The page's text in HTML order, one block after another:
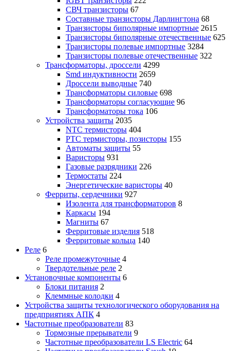
СВЧ транзисторы 67
Составные транзисторы Дарлингтона 68
Транзисторы биполярные импортные 2615
Транзисторы биполярные отечественные 625
Транзисторы полевые импортные 3284
Транзисторы полевые отечественные 322
Трансформаторы, дроссели 4299
Smd индуктивности 2659
Дроссели выводные 740
Трансформаторы силовые 698
Трансформаторы согласующие 96
Трансформаторы тока 106
Устройства защиты 2035
NTC термисторы 404
PTC термисторы, позисторы 155
Автоматы защиты 55
Варисторы 931
Газовые разрядники 226
Термостаты 224
Энергетические варисторы 40
Ферриты, сердечники 927
Изолента для трансформаторов 8
Каркасы 194
Магниты 67
Ферритовые изделия 518
Ферритовые кольца 140
Реле 6
Реле промежуточные 4
Твердотельные реле 2
Установочные компоненты 6
Блоки питания 2
Клеммные колодки 4
Устройства защиты технологического оборудования на
предприятиях АПК 4
Частотные преобразователи 83
Тормозные прерыватели 9
Частотные преобразователи LS Electric 64